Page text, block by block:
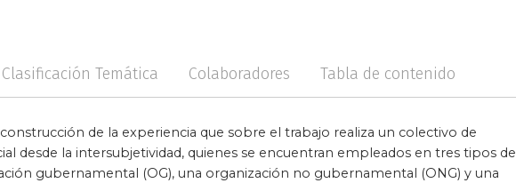
de la experiencia que sobre el trabajo realiza un colectivo de
desde la intersubjetividad, quienes se encuentran empleados en tres tipos de
gubernamental (OG), una organización no gubernamental (ONG) y una
Clasificación Temática Colaboradores Tabla de contenido